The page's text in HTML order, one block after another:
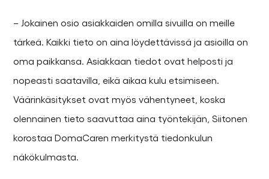
– Jokainen osio asiakkaiden omilla sivuilla on meille
tärkeä. Kaikki tieto on aina löydettävissä ja asioilla on
oma paikkansa. Asiakkaan tiedot ovat helposti ja
nopeasti saatavilla, eikä aikaa kulu etsimiseen.
Väärinkäsitykset ovat myös vähentyneet, koska
olennainen tieto saavuttaa aina työntekijän, Siitonen
korostaa DomaCaren merkitystä tiedonkulun
näkökulmasta.